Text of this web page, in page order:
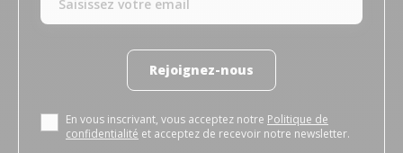
Rejoignez-nous
En vous inscrivant, vous acceptez notre Politique de
confidentialité et acceptez de recevoir notre newsletter.